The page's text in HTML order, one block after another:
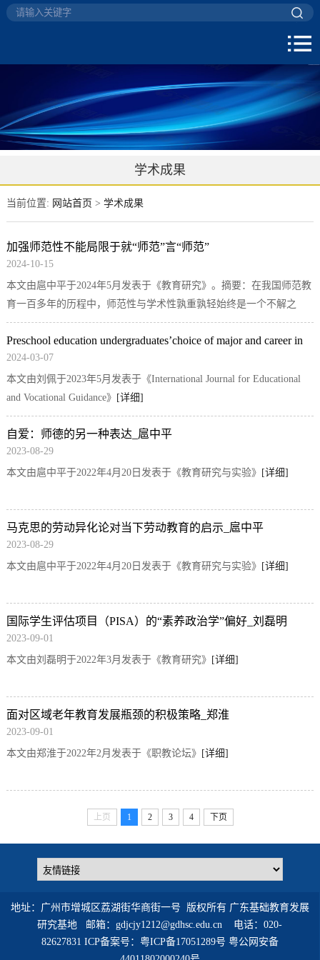
学术成果
当前位置: 网站首页 > 学术成果
加强师范性不能局限于就“师范”言“师范”
2024-10-15
本文由扈中平于2024年5月发表于《教育研究》。摘要：在我国师范教
育一百多年的历程中，师范性与学术性孰重孰轻始终是一个不解之
问，这无论是在理论上还是实践中都是一个确实存在的真问题。加强
师范性乃师范院校之...[详细]
Preschool education undergraduates’choice of major and career in
Ch...
2024-03-07
本文由刘佩于2023年5月发表于《International Journal for Educational
and Vocational Guidance》 [详细]
自爱：师德的另一种表达_扈中平
2023-08-29
本文由扈中平于2022年4月20日发表于《教育研究与实验》 [详细]
马克思的劳动异化论对当下劳动教育的启示_扈中平
2023-08-29
本文由扈中平于2022年4月20日发表于《教育研究与实验》 [详细]
国际学生评估项目（PISA）的“素养政治学”偏好_刘磊明
2023-09-01
本文由刘磊明于2022年3月发表于《教育研究》 [详细]
面对区域老年教育发展瓶颈的积极策略_郑淮
2023-09-01
本文由郑淮于2022年2月发表于《职教论坛》 [详细]
上页 1 2 3 4 下页
地址：广州市增城区荔湖街华商街一号 版权所有 广东基础教育发展
研究基地
邮箱：gdjcjy1212@gdhsc.edu.cn 电话：020-
82627831 ICP备案号：粤ICP备17051289号 粤公网安备